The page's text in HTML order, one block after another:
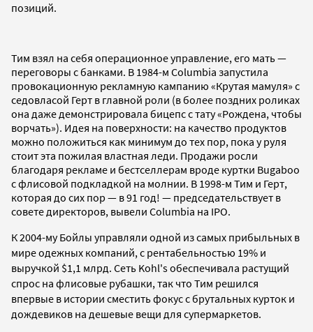
позиций.
Тим взял на себя операционное управление, его мать —
переговоры с банками. В 1984-м Columbia запустила
провокационную рекламную кампанию «Крутая мамуля» с
седовласой Герт в главной роли (в более поздних роликах
она даже демонстрировала бицепс с тату «Рождена, чтобы
ворчать»). Идея на поверхности: на качество продуктов
можно положиться как минимум до тех пор, пока у руля
стоит эта пожилая властная леди. Продажи росли
благодаря рекламе и бестселлерам вроде куртки Bugaboo
с флисовой подкладкой на молнии. В 1998-м Тим и Герт,
которая до сих пор — в 91 год! — председательствует в
совете директоров, вывели Columbia на IPO.
К 2004-му Бойлы управляли одной из самых прибыльных в
мире одежных компаний, с рентабельностью 19% и
выручкой $1,1 млрд. Сеть Kohl's обеспечивала растущий
спрос на флисовые рубашки, так что Тим решился
впервые в истории сместить фокус с брутальных курток и
дождевиков на дешевые вещи для супермаркетов.